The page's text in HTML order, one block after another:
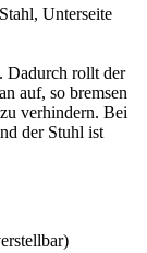
Unterseite
Dadurch rollt der
auf, so bremsen
verhindern. Bei
der Stuhl ist